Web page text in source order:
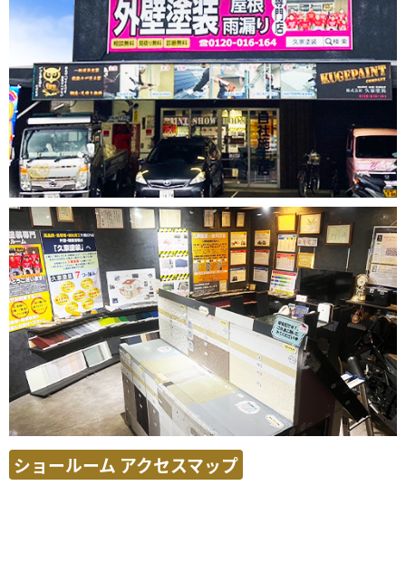
ショールーム アクセスマップ